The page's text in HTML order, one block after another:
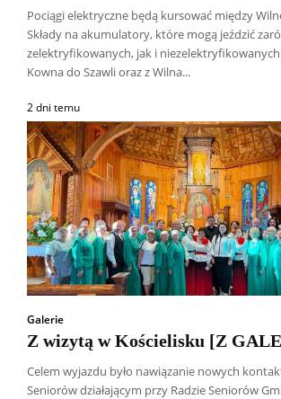
Pociągi elektryczne będą kursować między
Składy na akumulatory, które mogą jeździć
zelektryfikowanych, jak i
Kowna do Szawli oraz z Wilna...
2 dni temu
Galerie
Z wizytą w Kościelisku [Z
Celem wyjazdu było nawiązanie nowych
Seniorów działającym przy Radzie Seniorów